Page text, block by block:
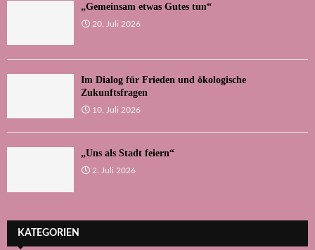
„Gemeinsam etwas Gutes tun“
20. Juli 2026
Im Dialog für Frieden und ökologische
Zukunftsfragen
10. Juli 2026
„Uns als Stadt feiern“
2. Juli 2026
KATEGORIEN